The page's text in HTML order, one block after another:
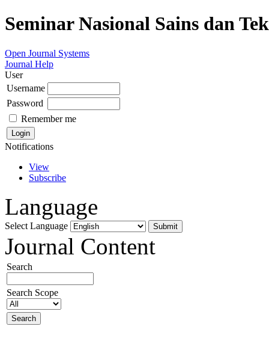
Seminar Nasional Sains dan
Open Journal Systems
Journal Help
User
Username
Password
Remember me
Notifications
View
Subscribe
Language
Select Language
Journal Content
Search
Search Scope